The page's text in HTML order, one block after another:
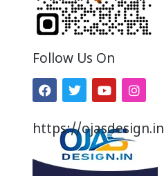
Follow Us On
https://ojasdesign.in